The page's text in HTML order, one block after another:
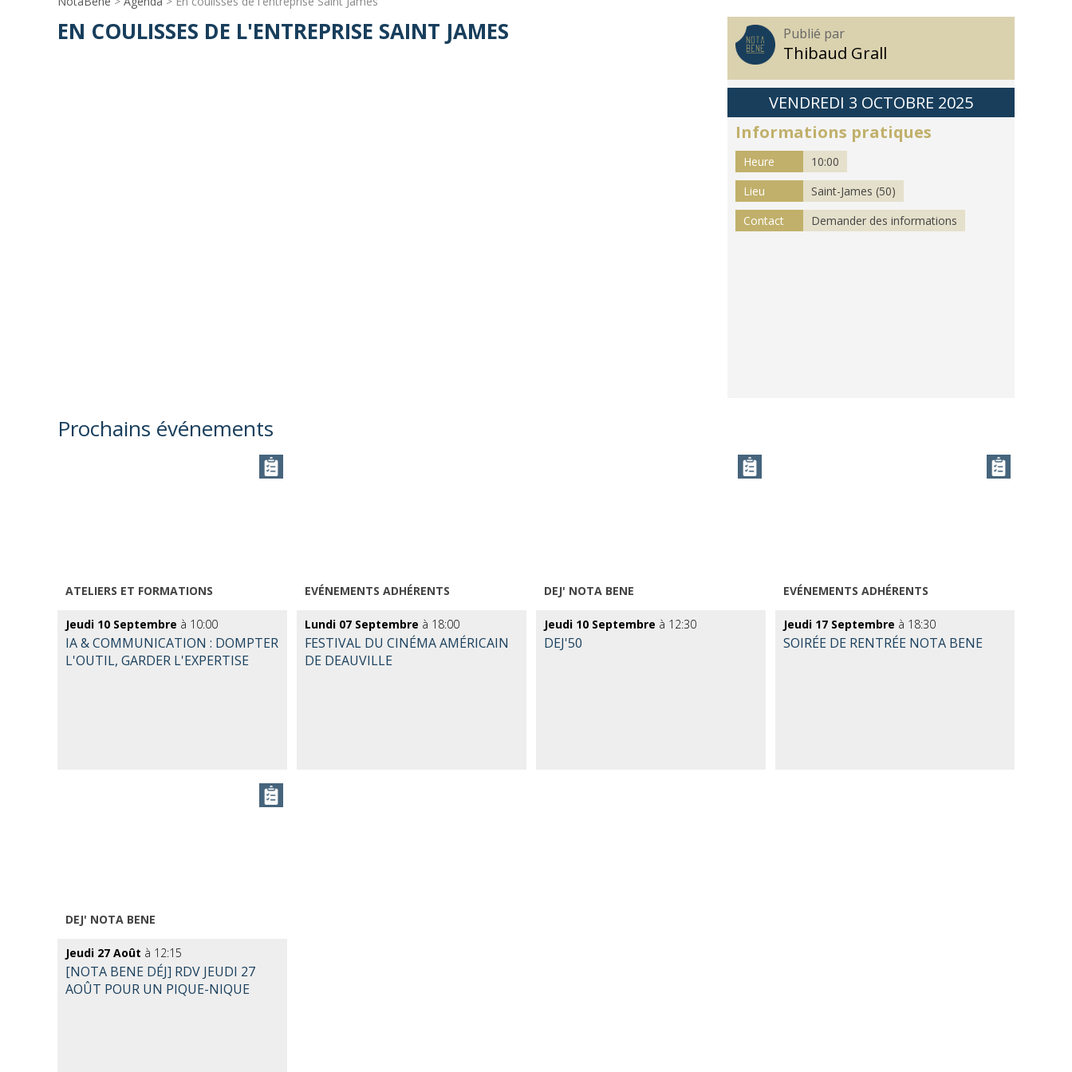
EN COULISSES DE L'ENTREPRISE SAINT JAMES Publié par
Thibaud Grall
VENDREDI 3 OCTOBRE 2025
Informations pratiques
Heure
10:00
Lieu
Saint-James (50)
Contact
Demander des informations
Prochains événements
ATELIERS ET FORMATIONS
Jeudi 10 Septembre à 10:00
IA & COMMUNICATION : DOMPTER
L'OUTIL, GARDER L'EXPERTISE
EVÉNEMENTS ADHÉRENTS
Lundi 07 Septembre à 18:00
FESTIVAL DU CINÉMA AMÉRICAIN
DE DEAUVILLE
DEJ' NOTA BENE
Jeudi 10 Septembre à 12:30
DEJ'50
EVÉNEMENTS ADHÉRENTS
Jeudi 17 Septembre à 18:30
SOIRÉE DE RENTRÉE NOTA BENE
DEJ' NOTA BENE
Jeudi 27 Août à 12:15
[NOTA BENE DÉJ] RDV JEUDI 27
AOÛT POUR UN PIQUE-NIQUE